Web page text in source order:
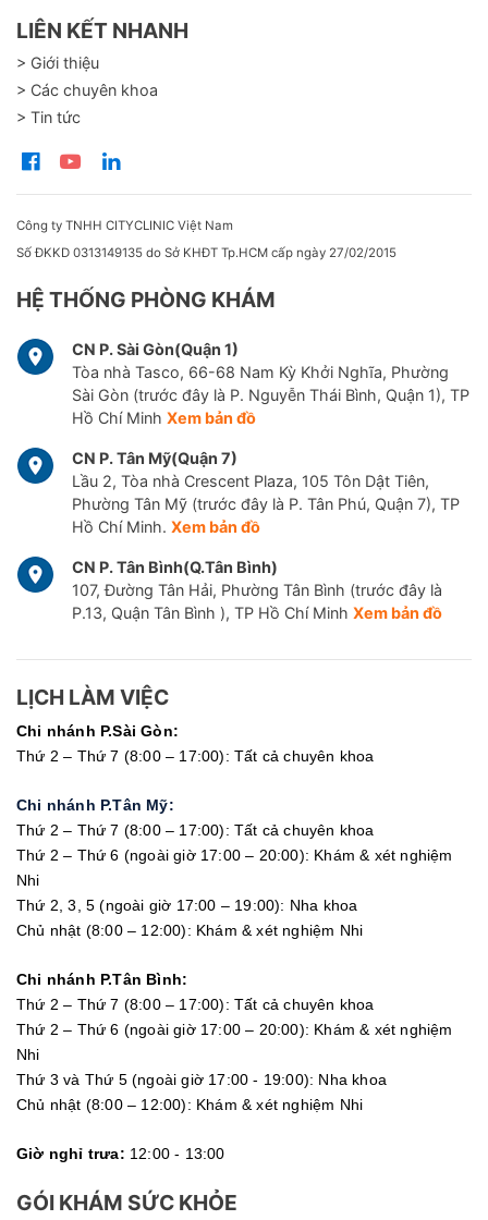
LIÊN KẾT NHANH
> Giới thiệu
> Các chuyên khoa
> Tin tức
Công ty TNHH CITYCLINIC Việt Nam
Số ĐKKD 0313149135 do Sở KHĐT Tp.HCM cấp ngày 27/02/2015
HỆ THỐNG PHÒNG KHÁM
CN P. Sài Gòn(Quận 1)
Tòa nhà Tasco, 66-68 Nam Kỳ Khởi Nghĩa, Phường
Sài Gòn (trước đây là P. Nguyễn Thái Bình, Quận 1), TP
Hồ Chí Minh Xem bản đồ
CN P. Tân Mỹ(Quận 7)
Lầu 2, Tòa nhà Crescent Plaza, 105 Tôn Dật Tiên,
Phường Tân Mỹ (trước đây là P. Tân Phú, Quận 7), TP
Hồ Chí Minh. Xem bản đồ
CN P. Tân Bình(Q.Tân Bình)
107, Đường Tân Hải, Phường Tân Bình (trước đây là
P.13, Quận Tân Bình ), TP Hồ Chí Minh Xem bản đồ
LỊCH LÀM VIỆC
Chi nhánh P.Sài Gòn:
Thứ 2 – Thứ 7 (8:00 – 17:00): Tất cả chuyên khoa
Chi nhánh P.Tân Mỹ:
Thứ 2 – Thứ 7 (8:00 – 17:00): Tất cả chuyên khoa
Thứ 2 – Thứ 6 (ngoài giờ 17:00 – 20:00): Khám & xét nghiệm
Nhi
Thứ 2, 3, 5 (ngoài giờ 17:00 – 19:00): Nha khoa
Chủ nhật (8:00 – 12:00): Khám & xét nghiệm Nhi
Chi nhánh P.Tân Bình:
Thứ 2 – Thứ 7 (8:00 – 17:00): Tất cả chuyên khoa
Thứ 2 – Thứ 6 (ngoài giờ 17:00 – 20:00): Khám & xét nghiệm
Nhi
Thứ 3 và Thứ 5 (ngoài giờ 17:00 - 19:00): Nha khoa
Chủ nhật (8:00 – 12:00): Khám & xét nghiệm Nhi
Giờ nghỉ trưa: 12:00 - 13:00
GÓI KHÁM SỨC KHỎE